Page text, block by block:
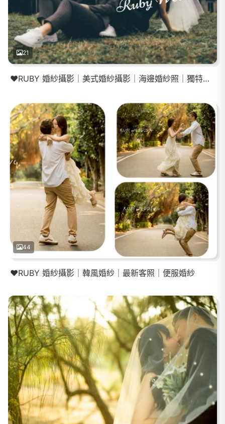
21
❤️RUBY 婚紗攝影｜美式婚紗攝影｜海邊婚紗照｜獨特回憶婚紗照
44
❤️RUBY 婚紗攝影｜韓風婚紗｜最新客照｜便服婚紗